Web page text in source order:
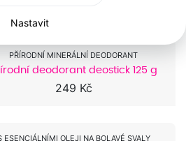
Nastavit
PŘÍRODNÍ MINERÁLNÍ DEODORANT
deodorant deostick 125 g
249 Kč
ESENCIÁLNÍMI OLEJI NA BOLAVÉ SVALY